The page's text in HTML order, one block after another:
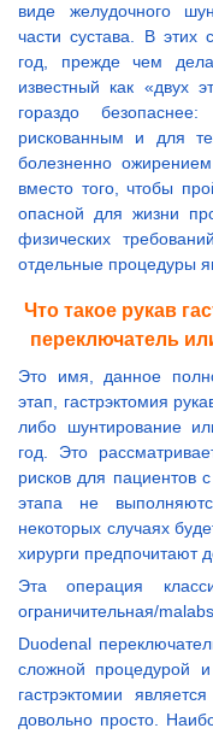
виде желудочного
части сустава. В этих
год, прежде чем
известный как «двух
гораздо
рискованным и для
болезненно
вместо того, чтобы
опасной для жизни
физических
отдельные процедуры
Что такое рукав
переключатель
Это имя, данное
этап, гастрэктомия
либо шунтирование
год. Это
рисков для пациентов
этапа не
некоторых случаях
хирурги предпочитают
Эта операция
ограничительная/
Duodenal
сложной процедурой
гастрэктомии
довольно просто.